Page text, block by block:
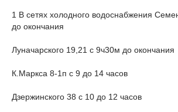
1 В сетях холодного водоснабжения
до окончания
Луначарского 19,21 с 9ч30м до окончания
К.Маркса 8-1п с 9 до 14 часов
Дзержинского 38 с 10 до 12 часов